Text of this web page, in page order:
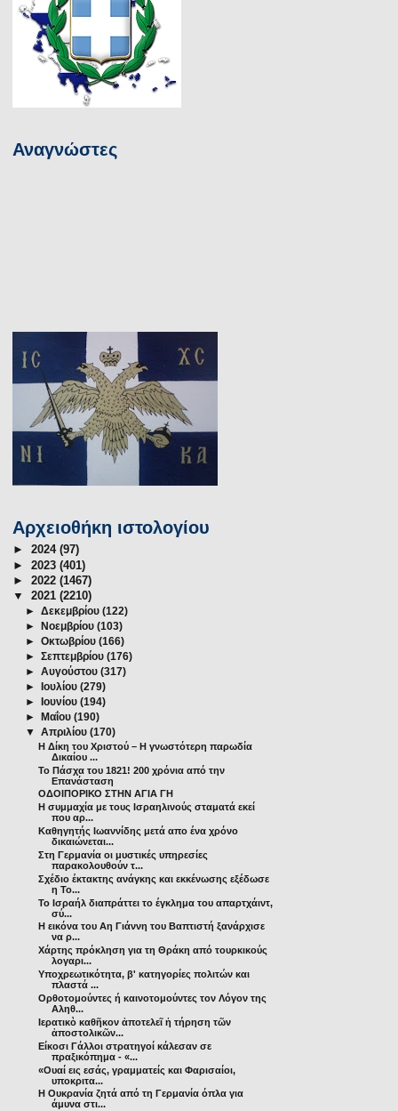
Αναγνώστες
Αρχειοθήκη ιστολογίου
► 2024 (97)
► 2023 (401)
► 2022 (1467)
▼ 2021 (2210)
►Δεκεμβρίου(122)
►Νοεμβρίου(103)
►Οκτωβρίου(166)
►Σεπτεμβρίου(176)
►Αυγούστου(317)
►Ιουλίου(279)
►Ιουνίου(194)
►Μαΐου(190)
▼Απριλίου(170)
Η Δίκη του Χριστού – Η γνωστότερη παρωδία
Δικαίου ...
Το Πάσχα του 1821! 200 χρόνια από την
Επανάσταση
ΟΔΟΙΠΟΡΙΚΟ ΣΤΗΝ ΑΓΙΑ ΓΗ
Η συμμαχία με τους Ισραηλινούς σταματά εκεί
που αρ...
Καθηγητής Ιωαννίδης μετά απο ένα χρόνο
δικαιώνεται...
Στη Γερμανία οι μυστικές υπηρεσίες
παρακολουθούν τ...
Σχέδιο έκτακτης ανάγκης και εκκένωσης εξέδωσε
η Το...
Το Ισραήλ διαπράττει το έγκλημα του απαρτχάιντ,
σύ...
Η εικόνα του Αη Γιάννη του Βαπτιστή ξανάρχισε
να ρ...
Χάρτης πρόκληση για τη Θράκη από τουρκικούς
λογαρι...
Υποχρεωτικότητα, β' κατηγορίες πολιτών και
πλαστά ...
Ορθοτομούντες ή καινοτομούντες τον Λόγον της
Αληθ...
Ιερατικὸ καθῆκον ἀποτελεῖ ἡ τήρηση τῶν
ἀποστολικῶν...
Είκοσι Γάλλοι στρατηγοί κάλεσαν σε
πραξικόπημα - «...
«Ουαί εις εσάς, γραμματείς και Φαρισαίοι,
υποκριτα...
Η Ουκρανία ζητά από τη Γερμανία όπλα για
άμυνα στι...